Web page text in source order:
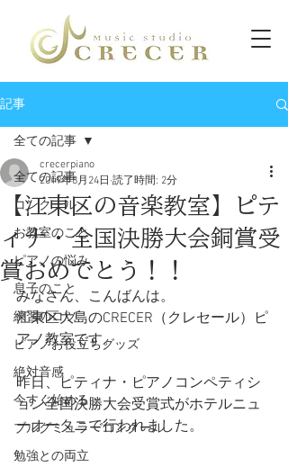
記事
全ての記事
コンクール
お教室のこと
ピアノの悩み
息子のこと
練習のコツ
ピアノお役立ちグッズ
絶対音感
今すぐ始める
ブルグミュラーコンクール
勉強との両立
全ての記事
【江東区の音楽教室】ピテ
ィナ・全国決勝大会銅賞受
賞おめでとう！！
crecerpiano
2019年8月24日 読了時間: 2分
みなさん、こんばんは。
江東区大島のCRECER（クレセール）ピ
アノ教室です。
昨日、ピティナ・ピアノコンペティシ
ョン全国決勝大会受賞式がホテルニュ
ーオータニで行われました。